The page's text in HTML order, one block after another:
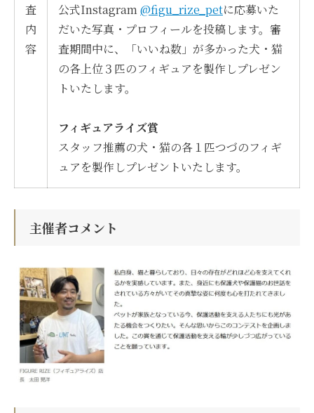
査
内
容
公式Instagram @figu_rize_petに応募いた
だいた写真・プロフィールを投稿します。審
査期間中に、「いいね数」が多かった犬・猫
の各上位３匹のフィギュアを製作しプレゼン
トいたします。
フィギュアライズ賞
スタッフ推薦の犬・猫の各１匹つづのフィギ
ュアを製作しプレゼントいたします。
主催者コメント